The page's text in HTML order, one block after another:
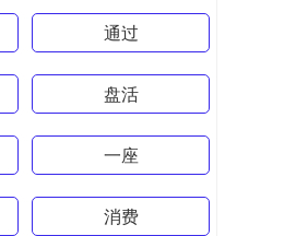
通过
盘活
一座
消费